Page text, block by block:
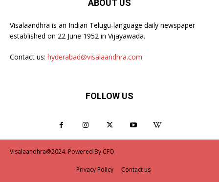
ABOUT US
Visalaandhra is an Indian Telugu-language daily newspaper
established on 22 June 1952 in Vijayawada.
Contact us: hyderabad@visalaandhra.com
FOLLOW US
Visalaandhra@2024. Powered By CFO
Privacy Policy Contact us